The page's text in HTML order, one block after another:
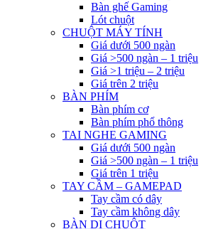
Bàn ghế Gaming
Lót chuột
CHUỘT MÁY TÍNH
Giá dưới 500 ngàn
Giá >500 ngàn – 1 triệu
Giá >1 triệu – 2 triệu
Giá trên 2 triệu
BÀN PHÍM
Bàn phím cơ
Bàn phím phổ thông
TAI NGHE GAMING
Giá dưới 500 ngàn
Giá >500 ngàn – 1 triệu
Giá trên 1 triệu
TAY CẦM – GAMEPAD
Tay cầm có dây
Tay cầm không dây
BÀN DI CHUỘT